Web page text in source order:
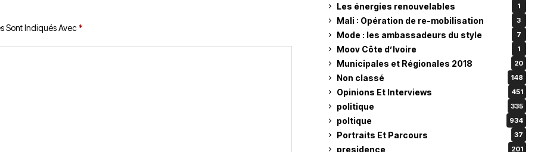
Sont Indiqués Avec*
Les énergies renouvelables 1
Mali : Opération de re-mobilisation 3
Mode : les ambassadeurs du style 7
Moov Côte d’Ivoire 1
Municipales et Régionales 2018 20
Non classé 148
Opinions Et Interviews 451
politique 335
poltique 934
Portraits Et Parcours 37
presidence 201